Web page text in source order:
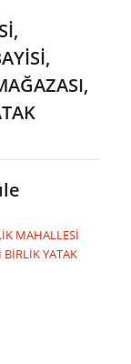
MAHALLESİ
BİRLİK YATAK